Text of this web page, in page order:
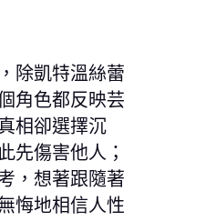
除凱特溫絲蕾
角色都反映芸
相卻選擇沉
先傷害他人；
，想著跟隨著
悔地相信人性